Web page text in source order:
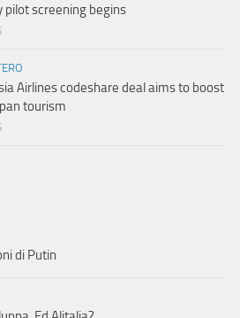
pilot screening begins
Airlines codeshare deal aims to boost
tourism
di Putin